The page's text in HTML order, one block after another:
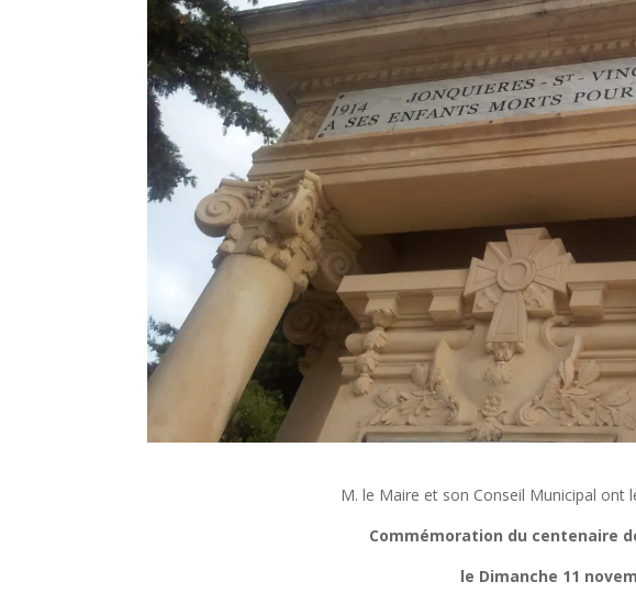
M. le Maire et son Conseil Municipal ont
Commémoration du centenaire
le Dimanche 11